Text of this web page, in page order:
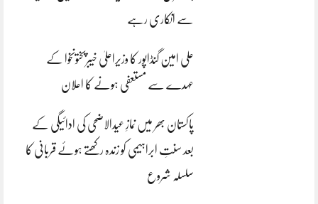
سے انکاری رہے
علی امین گنڈاپور کا وزیراعلیٰ خیبرپختونخوا کے
عہدے سے مستعفی ہونے کا اعلان
پاکستان بھر میں نمازِ عیدالاضحی کی ادائیگی کے
بعد سنتِ ابراہیمی کو زندہ رکھتے ہوئے قربانی کا
سلسلہ شروع